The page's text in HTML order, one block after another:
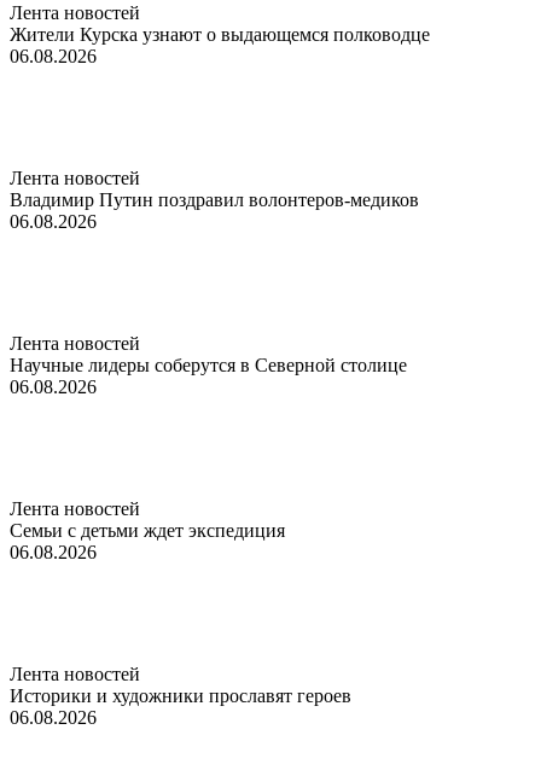
Лента новостей
Жители Курска узнают о выдающемся полководце
06.08.2026
Лента новостей
Владимир Путин поздравил волонтеров-медиков
06.08.2026
Лента новостей
Научные лидеры соберутся в Северной столице
06.08.2026
Лента новостей
Семьи с детьми ждет экспедиция
06.08.2026
Лента новостей
Историки и художники прославят героев
06.08.2026